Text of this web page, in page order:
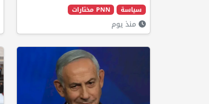
سياسة PNN مختارات
منذ يوم